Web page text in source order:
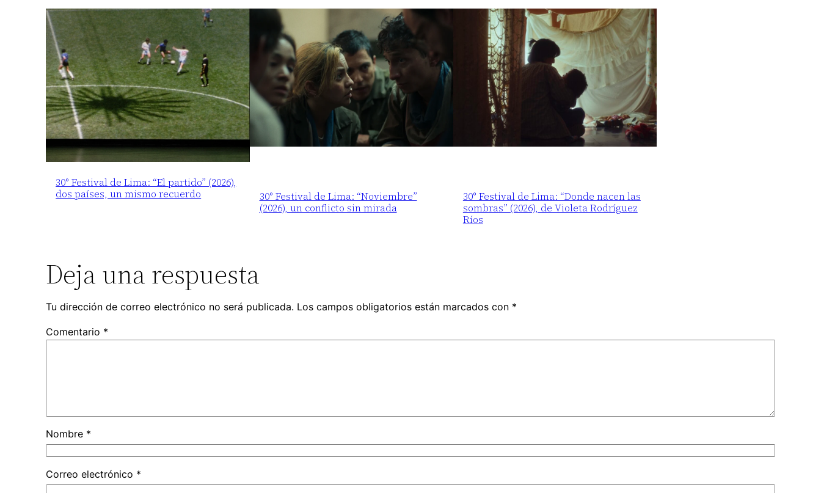
30° Festival de Lima: “El partido” (2026),
dos países, un mismo recuerdo
30° Festival de Lima: “Noviembre”
(2026), un conflicto sin mirada
30° Festival de Lima: “Donde nacen las
sombras” (2026), de Violeta Rodríguez
Ríos
Deja una respuesta
Tu dirección de correo electrónico no será publicada. Los campos obligatorios están marcados con *
Comentario *
Nombre *
Correo electrónico *